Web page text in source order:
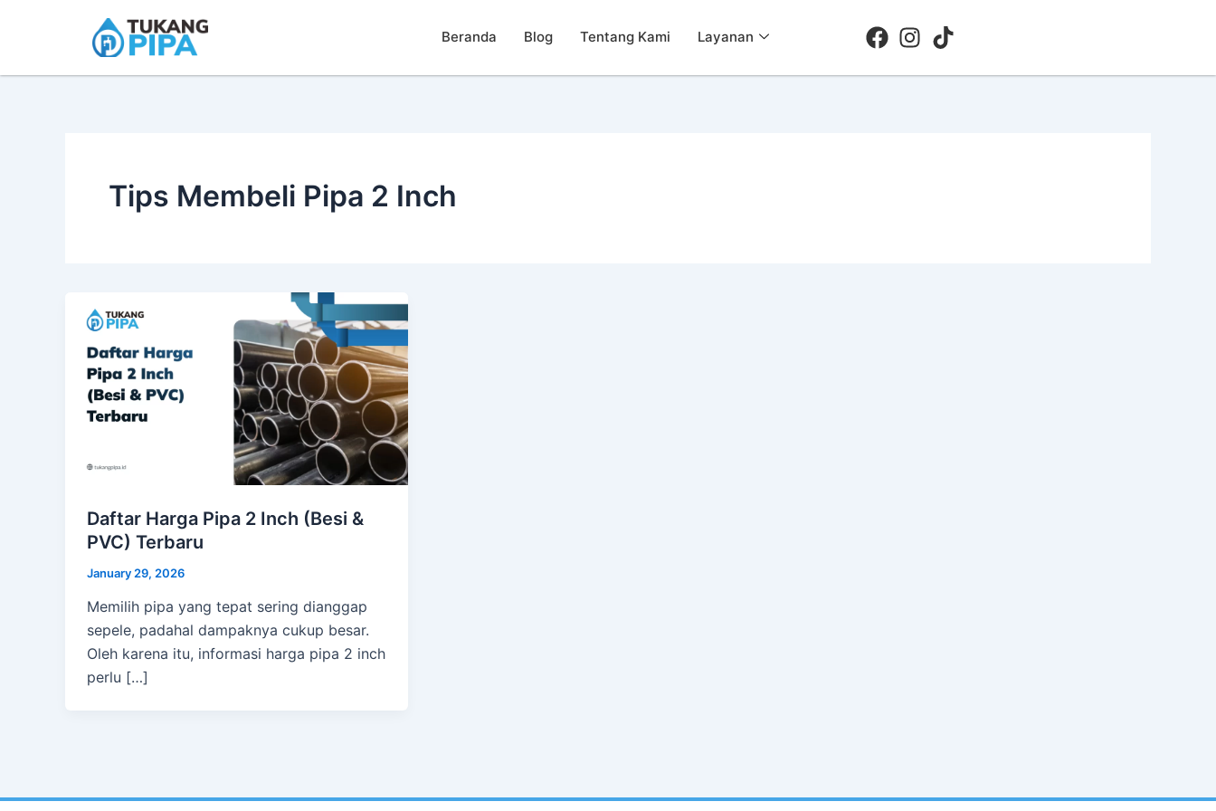
Beranda Blog Tentang Kami Layanan
Tips Membeli Pipa 2 Inch
Daftar Harga Pipa 2 Inch (Besi &
PVC) Terbaru
January 29, 2026
Memilih pipa yang tepat sering dianggap
sepele, padahal dampaknya cukup besar.
Oleh karena itu, informasi harga pipa 2 inch
perlu […]